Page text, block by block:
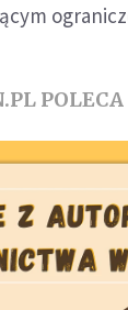
POLECA